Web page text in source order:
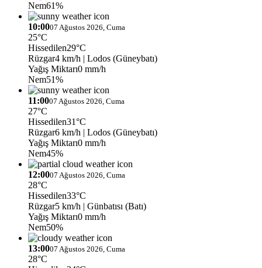
Nem61%
10:0007 Ağustos 2026, Cuma
25°C
Hissedilen29°C
Rüzgar4 km/h | Lodos (Güneybatı)
Yağış Miktarı0 mm/h
Nem51%
11:0007 Ağustos 2026, Cuma
27°C
Hissedilen31°C
Rüzgar6 km/h | Lodos (Güneybatı)
Yağış Miktarı0 mm/h
Nem45%
12:0007 Ağustos 2026, Cuma
28°C
Hissedilen33°C
Rüzgar5 km/h | Günbatısı (Batı)
Yağış Miktarı0 mm/h
Nem50%
13:0007 Ağustos 2026, Cuma
28°C